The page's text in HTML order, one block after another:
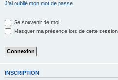
J’ai oublié mon mot de passe
Se souvenir de moi
Masquer ma présence lors de cette session
INSCRIPTION